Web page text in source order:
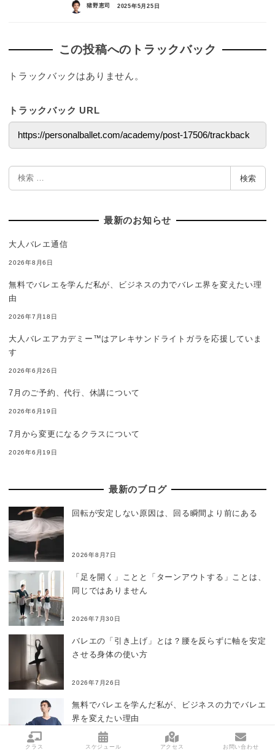
猪野恵司 2025年5月25日
この投稿へのトラックバック
トラックバックはありません。
トラックバック URL
索
検索
最新のお知らせ
大人バレエ通信
2026年8月6日
無料でバレエを学んだ私が、ビジネスの力でバレエ界を変えたい理
由
2026年7月18日
大人バレエアカデミー™はアレキサンドライトガラを応援していま
す
2026年6月26日
7月のご予約、代行、休講について
2026年6月19日
7月から変更になるクラスについて
2026年6月19日
最新のブログ
回転が安定しない原因は、回る瞬間より前にある
2026年8月7日
「足を開く」ことと「ターンアウトする」ことは、
同じではありません
2026年7月30日
バレエの「引き上げ」とは？腰を反らずに軸を安定
させる身体の使い方
2026年7月26日
無料でバレエを学んだ私が、ビジネスの力でバレエ
界を変えたい理由
2026年7月18日
クラス スケジュール アクセス お問い合わせ